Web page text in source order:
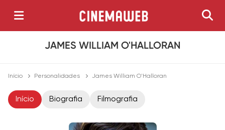
JAMES WILLIAM O'HALLORAN
Início Personalidades James William O'Halloran
Início Biografia Filmografia